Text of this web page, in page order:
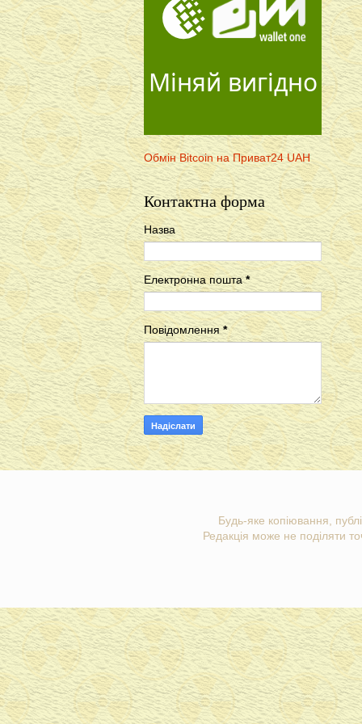
Міняй вигідно
Обмін Bitcoin на Приват24 UAH
Контактна форма
Назва
Електронна пошта*
Повідомлення*
Будь-яке копіювання,
Редакція може не поділяти